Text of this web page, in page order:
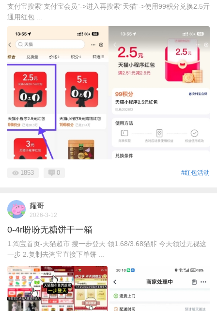
支付宝搜索“支付宝会员”->进入再搜索“天猫”->使用99积分兑换2.5亓
通用红包 ...
#红包活动
1853 0
耀哥
2026-3-12
0-4r盼盼无糖饼干一箱
1.淘宝首页-天猫超市 搜一步登天 领1.68/3.68猫胩 今天领过无视这
一步 2.复制去淘宝直接下单饼 ...